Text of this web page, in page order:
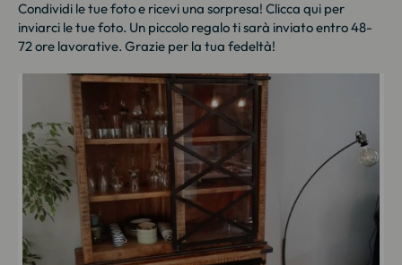
Condividi le tue foto e ricevi una sorpresa! Clicca qui per
inviarci le tue foto. Un piccolo regalo ti sarà inviato entro 48-
72 ore lavorative. Grazie per la tua fedeltà!